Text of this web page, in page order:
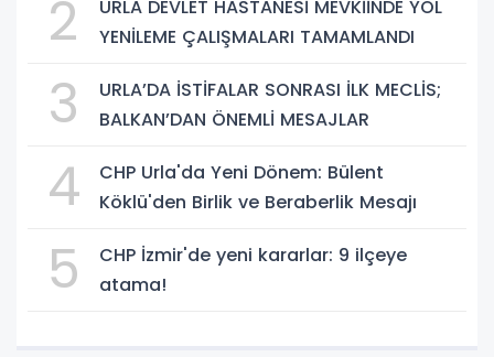
2
URLA DEVLET HASTANESİ MEVKİİNDE YOL
YENİLEME ÇALIŞMALARI TAMAMLANDI
3
URLA’DA İSTİFALAR SONRASI İLK MECLİS;
BALKAN’DAN ÖNEMLİ MESAJLAR
4
CHP Urla'da Yeni Dönem: Bülent
Köklü'den Birlik ve Beraberlik Mesajı
5
CHP İzmir'de yeni kararlar: 9 ilçeye
atama!